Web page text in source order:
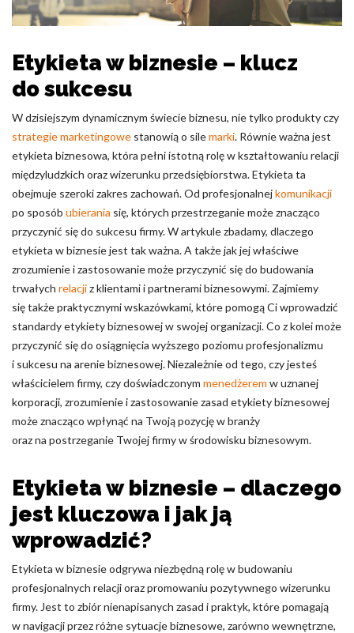
Etykieta w biznesie – klucz
do sukcesu
W dzisiejszym dynamicznym świecie biznesu, nie tylko produkty czy
strategie marketingowe stanowią o silemarki. Równie ważna jest
etykieta biznesowa, która pełni istotną rolę w kształtowaniu relacji
międzyludzkich oraz wizerunku przedsiębiorstwa. Etykieta ta
obejmuje szeroki zakres zachowań. Od profesjonalnejkomunikacji
po sposób ubierania się, których przestrzeganie może znacząco
przyczynić się do sukcesu firmy. W artykule zbadamy, dlaczego
etykieta w biznesie jest tak ważna. A także jak jej właściwe
zrozumienie i zastosowanie może przyczynić się do budowania
trwałych relacjiz klientami i partnerami biznesowymi. Zajmiemy
się także praktycznymi wskazówkami, które pomogą Ci wprowadzić
standardy etykiety biznesowej w swojej organizacji. Co z kolei może
przyczynić się do osiągnięcia wyższego poziomu profesjonalizmu
i sukcesu na arenie biznesowej. Niezależnie od tego, czy jesteś
właścicielem firmy, czy doświadczonym menedżerem w uznanej
korporacji, zrozumienie i zastosowanie zasad etykiety biznesowej
może znacząco wpłynąć na Twoją pozycję w branży
oraz na postrzeganie Twojej firmy w środowisku biznesowym.
Etykieta w biznesie – dlaczego
jest kluczowa i jak ją
wprowadzić?
Etykieta w biznesie odgrywa niezbędną rolę w budowaniu
profesjonalnych relacji oraz promowaniu pozytywnego wizerunku
firmy. Jest to zbiór nienapisanych zasad i praktyk, które pomagają
w navigacji przez różne sytuacje biznesowe, zarówno wewnętrzne,
zapamiętanie informacji, które zmieniają wygląd lub
Statystyka
Statystyczne pliki cookie pomagają właścicielem stron
internetowych zrozumieć, w jaki sposób różni użytkownicy
zachowują się na stronie, gromadząc i zgłaszając anonimowe
informacje.
Marketing
Marketingowe pliki cookie stosowane są w celu śledzenia
użytkowników na stronach internetowych. Celem jest
wyświetlanie reklam, które są istotne i interesujące dla
poszczególnych użytkowników i tym samym bardziej cenne dla
wydawców i reklamodawców strony trzeciej.
Nieklasyfikowane
Nieklasyfikowane pliki cookie, to pliki, które są w procesie
Odrzuć
Akceptuj wszystko